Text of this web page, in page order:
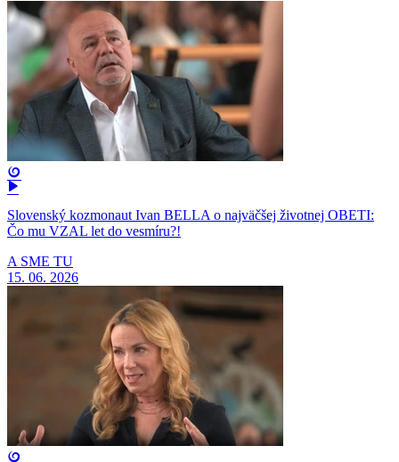
Slovenský kozmonaut Ivan BELLA o najväčšej životnej OBETI:
Čo mu VZAL let do vesmíru?!
A SME TU
15. 06. 2026